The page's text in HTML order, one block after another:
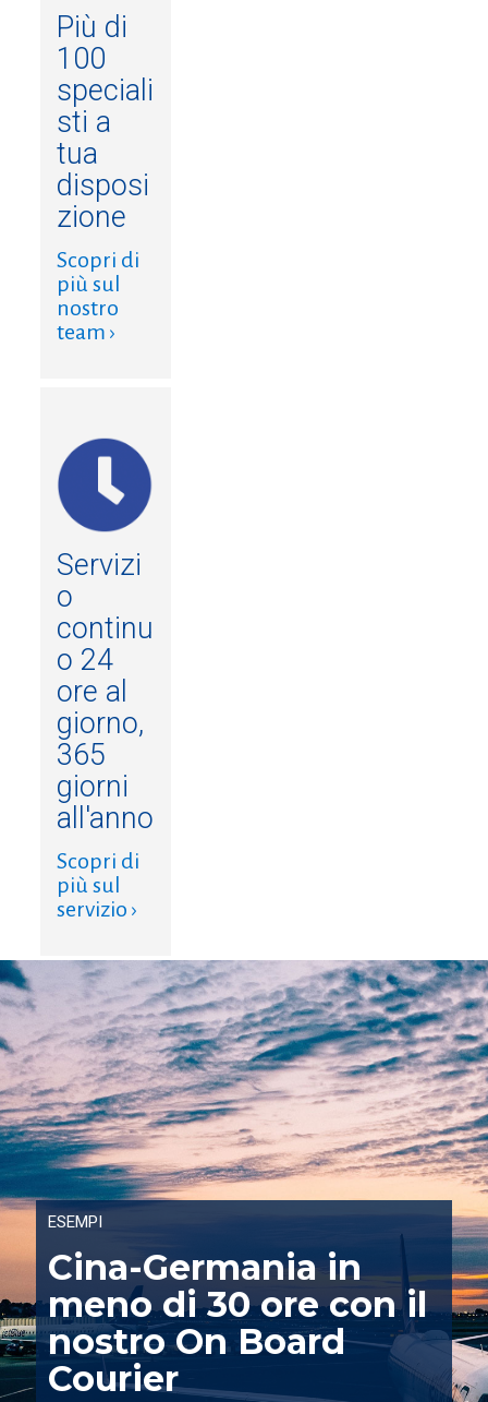
Più di
100
speciali
sti a
tua
disposi
zione
Scopri di
più sul
nostro
team ›
Servizi
o
continu
o 24
ore al
giorno,
365
giorni
all'anno
Scopri di
più sul
servizio ›
ESEMPI
Cina-Germania in
meno di 30 ore con il
nostro On Board
Courier